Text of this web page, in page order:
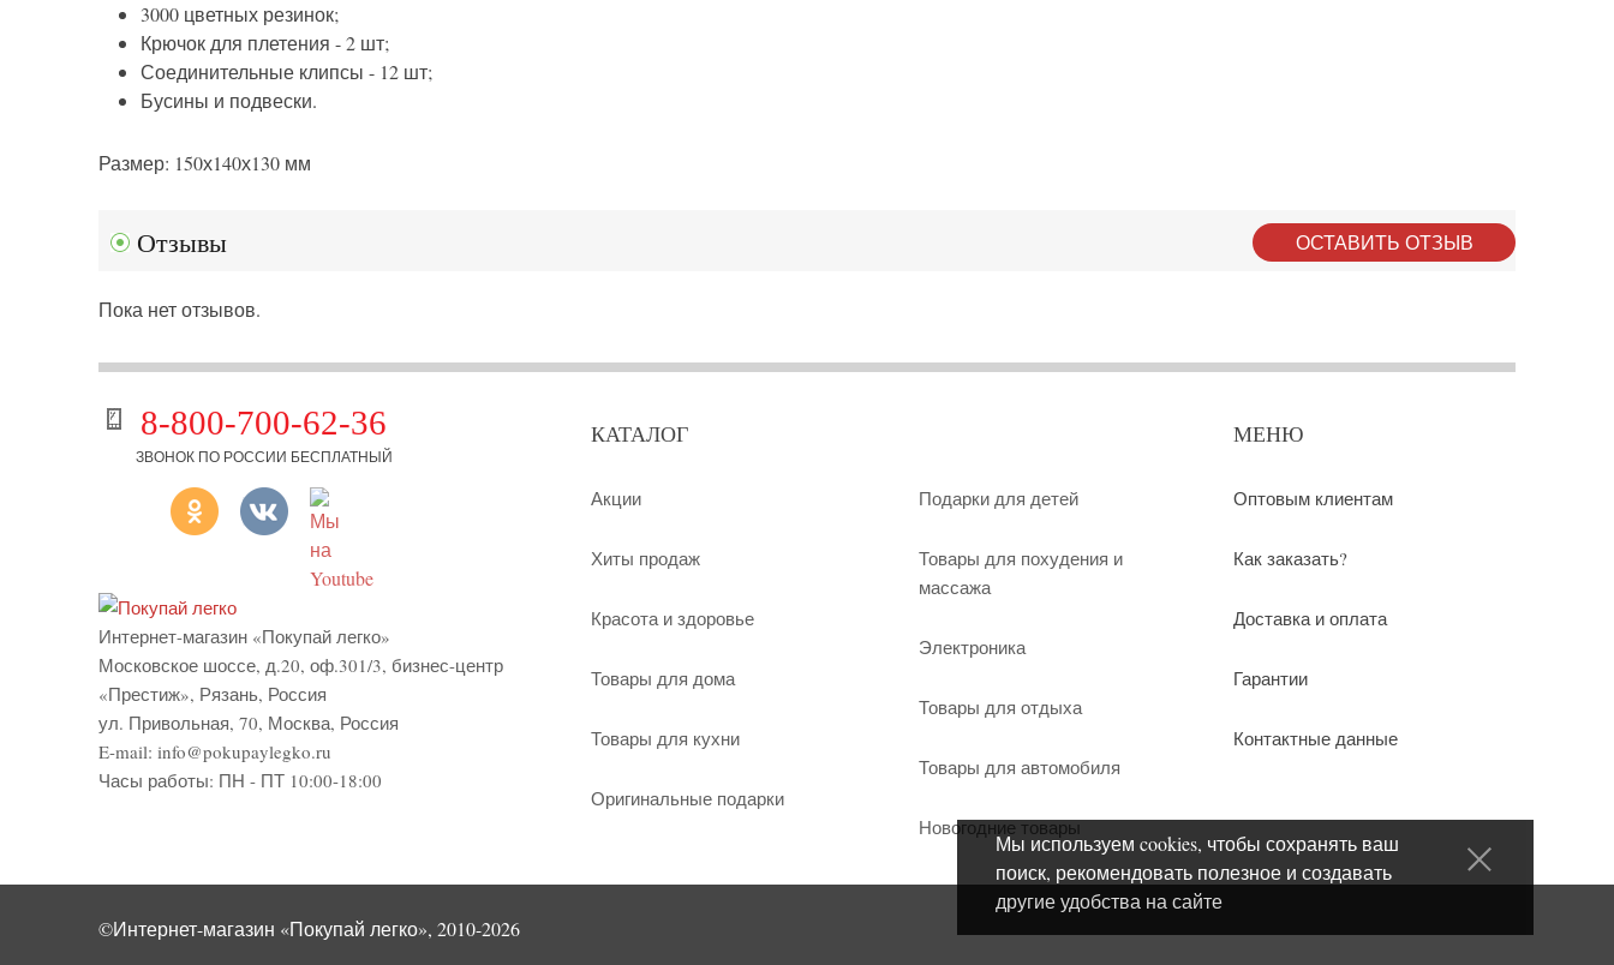
3000 цветных резинок;
Крючок для плетения - 2 шт;
Соединительные клипсы - 12 шт;
Бусины и подвески.
Размер: 150х140х130 мм
Отзывы ОСТАВИТЬ ОТЗЫВ
Пока нет отзывов.
8-800-700-62-36
ЗВОНОК ПО РОССИИ БЕСПЛАТНЫЙ
Интернет-магазин «Покупай легко»
Московское шоссе, д.20, оф.301/3, бизнес-центр
«Престиж», Рязань, Россия
ул. Привольная, 70, Москва, Россия
E-mail: info@pokupaylegko.ru
Часы работы: ПН - ПТ 10:00-18:00
КАТАЛОГ
Акции
Хиты продаж
Красота и здоровье
Товары для дома
Товары для кухни
Оригинальные подарки
Подарки для детей
Товары для похудения и
массажа
Электроника
Товары для отдыха
Товары для автомобиля
Новогодние товары
МЕНЮ
Оптовым клиентам
Как заказать?
Доставка и оплата
Гарантии
Контактные данные
©Интернет-магазин «Покупай легко», 2010-2026
Мы используем cookies, чтобы сохранять ваш
поиск, рекомендовать полезное и создавать
другие удобства на сайте